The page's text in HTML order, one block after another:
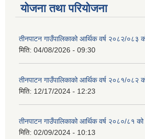
योजना तथा परियोजना
तीनपाटन गाउँपालिकाको आर्थिक वर्ष २०८२/०८३
मिति: 04/08/2026 - 09:30
तीनपाटन गाउँपालिकाको आर्थिक वर्ष २०८१/०८२
मिति: 12/17/2024 - 12:23
तीनपाटन गाउँपालिकाको आर्थिक वर्ष २०८०/८१
मिति: 02/09/2024 - 10:13